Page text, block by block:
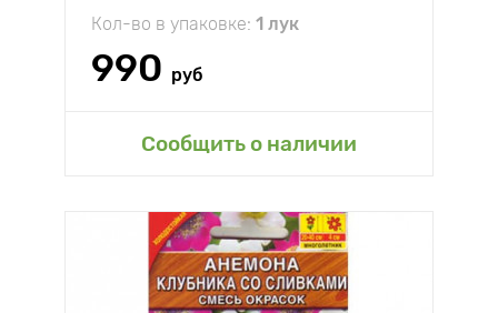
Кол-во в упаковке: 1 лук
990 руб
Сообщить о наличии